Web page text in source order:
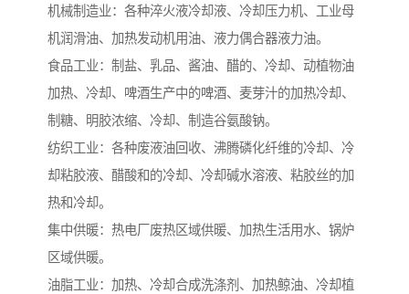
机械制造业：各种淬火液冷却液、冷却压力机、工业母
机润滑油、加热发动机用油、液力偶合器液力油。
食品工业：制盐、乳品、酱油、醋的、冷却、动植物油
加热、冷却、啤酒生产中的啤酒、麦芽汁的加热冷却、
制糖、明胶浓缩、冷却、制造谷氨酸钠。
纺织工业：各种废液油回收、沸腾磷化纤维的冷却、冷
却粘胶液、醋酸和的冷却、冷却碱水溶液、粘胶丝的加
热和冷却。
集中供暖：热电厂废热区域供暖、加热生活用水、锅炉
区域供暖。
油脂工业：加热、冷却合成洗涤剂、加热鲸油、冷却植